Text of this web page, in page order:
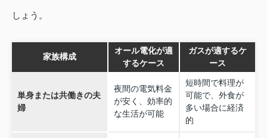
しょう。
家族構成
オール電化が適
するケース
ガスが適するケ
ース
単身または共働きの夫
婦
夜間の電気料金
が安く、効率的
な生活が可能
短時間で料理が
可能で、外食が
多い場合に経済
的